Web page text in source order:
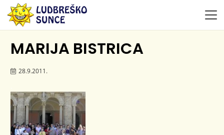
MARIJA BISTRICA
28.9.2011.